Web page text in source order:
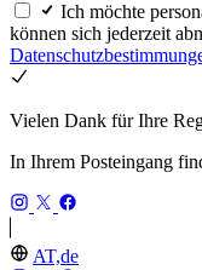
Ich möchte
können sich jederzeit
Vielen Dank für Ihre
In Ihrem Posteingang
AT,de